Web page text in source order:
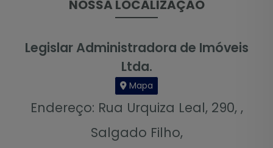
NOSSA LOCALIZAÇÃO
Legislar Administradora de Imóveis
Ltda.
Mapa
Endereço: Rua Urquiza Leal, 290, ,
Salgado Filho,